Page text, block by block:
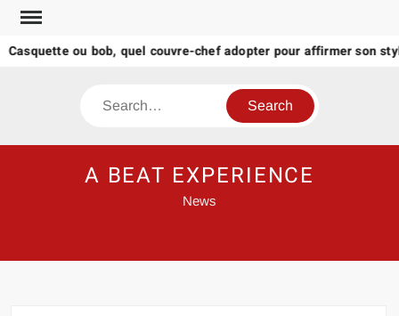
Skip
content ou bob, quel couvre-chef adopter pour affirmer son style
Search
A BEAT EXPERIENCE
News